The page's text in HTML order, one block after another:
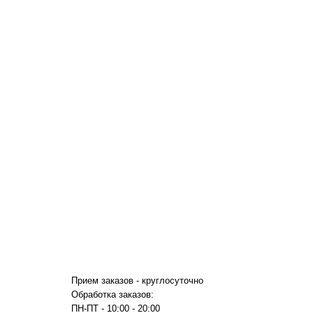
Прием заказов - круглосуточно
Обработка заказов:
ПН-ПТ - 10:00 - 20:00